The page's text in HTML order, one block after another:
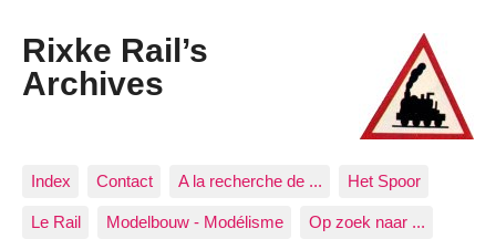
Rixke Rail’s
Archives
Index Contact A la recherche de ... Het Spoor
Le Rail Modelbouw - Modélisme Op zoek naar ...